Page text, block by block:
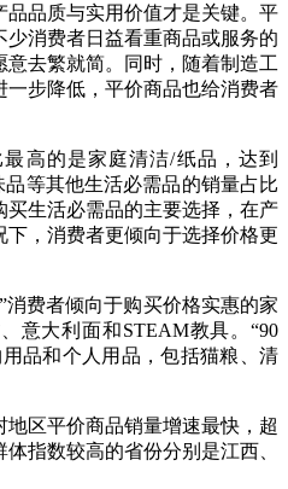
品质与实用价值才是关键。平
消费者日益看重商品或服务的
去繁就简。同时，随着制造工
步降低，平价商品也给消费者
的是家庭清洁/纸品，达到
等其他生活必需品的销量占比
生活必需品的主要选择，在产
，消费者更倾向于选择价格更
费者倾向于购买价格实惠的家
意大利面和STEAM教具。“90
品和个人用品，包括猫粮、清
区平价商品销量增速最快，超
指数较高的省份分别是江西、